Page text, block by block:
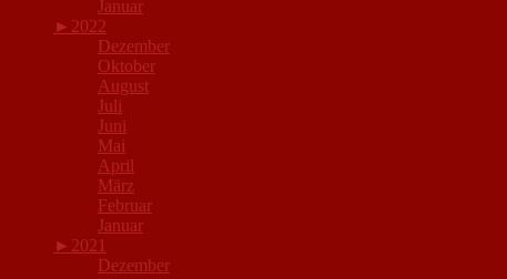
Januar
► 2022
Dezember
Oktober
August
Juli
Juni
Mai
April
März
Februar
Januar
► 2021
Dezember